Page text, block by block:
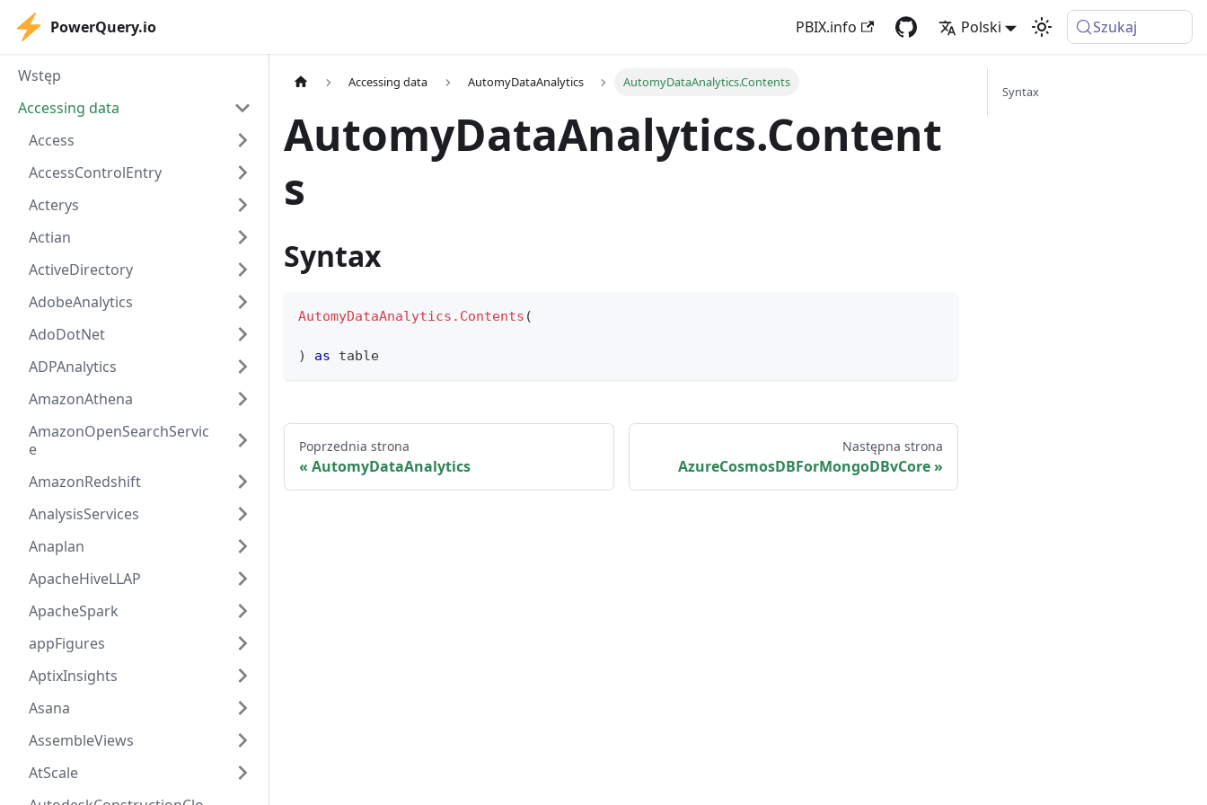
PowerQuery.io PBIX.info Polski Szukaj
Wstęp
Accessing data
Access
AccessControlEntry
Acterys
Actian
ActiveDirectory
AdobeAnalytics
AdoDotNet
ADPAnalytics
AmazonAthena
AmazonOpenSearchServic
e
AmazonRedshift
AnalysisServices
Anaplan
ApacheHiveLLAP
ApacheSpark
appFigures
AptixInsights
Asana
AssembleViews
AtScale
Accessing data AutomyDataAnalytics AutomyDataAnalytics.Contents
AutomyDataAnalytics.Content
s
Syntax
AutomyDataAnalytics.Contents (
) as table
Poprzednia strona
AutomyDataAnalytics
Następna strona
AzureCosmosDBForMongoDBvCore
Syntax